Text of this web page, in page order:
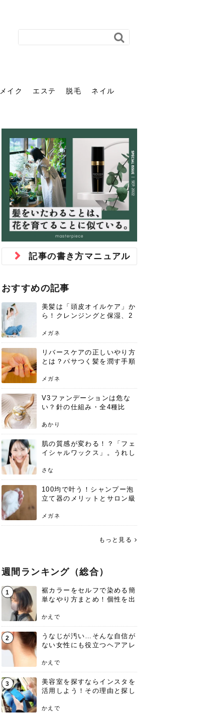
花粉で髪がパサパサするの
はなぜ？原因と落とし方・
防ぎ方を紹介
広がる、手触りが悪いと感じた経験は
肌に合う髪色、どう見つけ
る？「イエベ」「ブルベ」
診断と...
らったのに、家に帰って鏡を見たら、
40代のパーマがダレる原因
とは？自宅でできる復活術
と長...
ールがダレてしまったと感じている方
前髪を薄くするための美容
院の頼み方とは？失敗しな
いため...
だと思っている人は、前髪を早く変え
ヘッドスパで頭皮をケアし
よう！ヘッドスパの効果と
おすすめの人
アもせずに放っておくとダメージが蓄
ストレスで髪の毛はどう変
わる？抜け毛・パサつきの
原因と...
や、抜け毛が増えたと悩んでいる方
は、スト...
40代の髪を悩みに最適！韓
国発「ダリーフ」でヘアセ
ット...
思っていないでしょうか？ダリーフの
メイク
「おしゃれ」と「身だしな
み」は違う。相手に信頼感
を与え...
識するのが「身だしなみ」です。特に
エステ
エステの勧誘が怖い人へ。
断ることは悪くない。自分
を守る...
験エステに行ってみたいけど、『押し
脱毛
「今さら」なんて言わせな
い。40代のVIO・顔脱毛、
賢...
とが気になり始めたけど、「今から脱
ネイル
オフィスネイルでも「キラ
キラ」はOK？派手に見えな
い上...
を見て、気分が上がるという心ときめ
ジュベルック スキンの効果
とは？毛穴・ニキビ跡への
変化...
ニキビ跡の凸凹をどうにかしたいと、
ゆい
本気の痩身と体質改善に。
アーユルヴェーダに基づく
「イン...
自己流のダイエットではなかなか落ち
さな
記事の書き方マニュアル
おすすめの記事
美髪は「頭皮オイルケア」か
ら！クレンジングと保湿、2
メガネ
リバースケアの正しいやり方
とは？パサつく髪を潤す手順
メガネ
V3ファンデーションは危な
い？針の仕組み・全4種比
解説
あかり
肌の質感が変わる！？「フェ
イシャルワックス」。うれし
ための基礎知識
さな
100均で叶う！シャンプー泡
立て器のメリットとサロン級
メガネ
もっと見る
週間ランキング（総合）
1
裾カラーをセルフで染める簡
単なやり方まとめ！個性を出
かえで
2
うなじが汚い…そんな自信が
ない女性にも役立つヘアアレ
かえで
3
美容室を探すならインスタを
活用しよう！その理由と探し
かえで